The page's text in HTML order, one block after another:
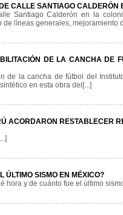
CALLE SANTIAGO
Santiago Calderón en la
líneas generales, mejoramiento
DE LA CANCHA DE
de la cancha de fútbol del
en esta obra del[...]
ACORDARON RESTABLECER
ÚLTIMO SISMO EN MÉXICO?
hora y de cuánto fue el último